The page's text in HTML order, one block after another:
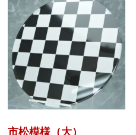
市松模様（大）